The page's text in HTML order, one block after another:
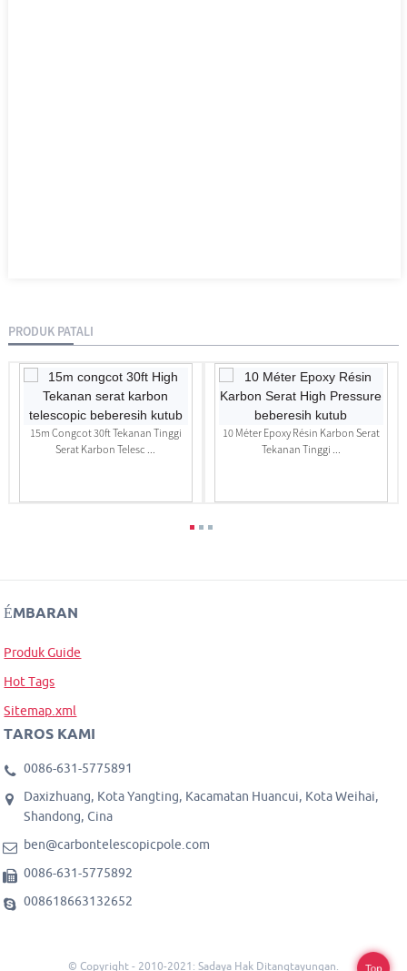
PRODUK PATALI
15m Congcot 30ft Tekanan Tinggi
Serat Karbon Telesc ...
10 Méter Epoxy Résin Karbon Serat
Tekanan Tinggi ...
ÉMBARAN
Produk Guide
Hot Tags
Sitemap.xml
TAROS KAMI
0086-631-5775891
Daxizhuang, Kota Yangting, Kacamatan Huancui, Kota Weihai,
Shandong, Cina
ben@carbontelescopicpole.com
0086-631-5775892
008618663132652
© Copyright - 2010-2021: Sadaya Hak Ditangtayungan. Top